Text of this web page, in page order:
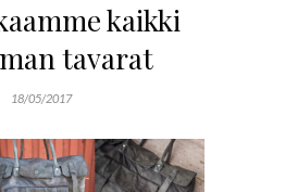
kaikki
tavarat
18/05/2017